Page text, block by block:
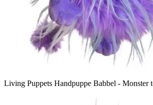
Living Puppets Handpuppe Babbel - Monster